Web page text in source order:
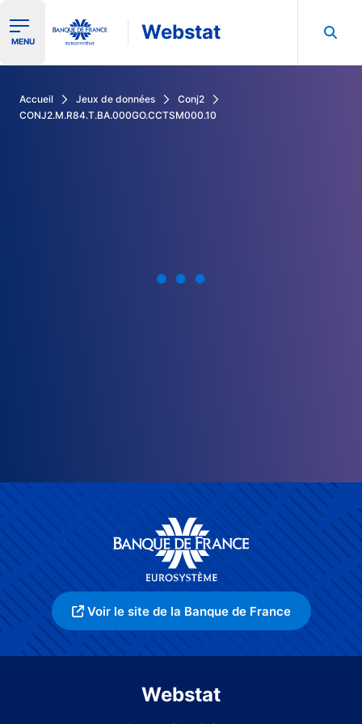
Ouvrir le menu de navigation
MENU Webstat
Accueil Jeux de données
Conj2
CONJ2.M.R84.T.BA.000GO.CCTSM000.10
Voir le site de la Banque de France
Webstat